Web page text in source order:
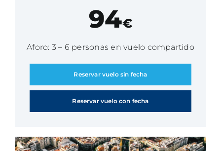
94€
Aforo: 3 – 6 personas en vuelo compartido
Reservar vuelo sin fecha
Reservar vuelo con fecha